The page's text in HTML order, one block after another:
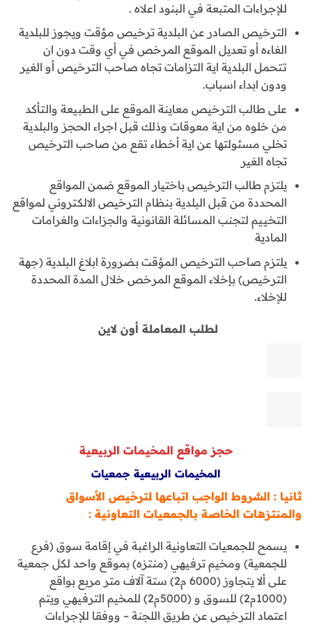
للإجراءات المتبعة في البنود اعلاه .
الترخيص الصادر عن البلدية ترخيص مؤقت ويجوز للبلدية
الغاءه أو تعديل الموقع المرخص في أي وقت دون ان
تتحمل البلدية اية التزامات تجاه صاحب الترخيص أو الغير
ودون ابداء اسباب.
على طالب الترخيص معاينة الموقع على الطبيعة والتأكد
من خلوه من اية معوقات وذلك قبل اجراء الحجز والبلدية
تخلي مسئولتها عن اية أخطاء تقع من صاحب الترخيص
تجاه الغير
يلتزم طالب الترخيص باختيار الموقع ضمن المواقع
المحددة من قبل البلدية بنظام الترخيص الالكتروني لمواقع
التخييم لتجنب المسائلة القانونية والجزاءات والغرامات
المادية
يلتزم صاحب الترخيص المؤقت بضرورة ابلاغ البلدية (جهة
الترخيص) بإخلاء الموقع المرخص خلال المدة المحددة
للإخلاء.
لطلب المعاملة أون لاين
حجز مواقع المخيمات الربيعية
المخيمات الربيعية جمعيات
ثانيا : الشروط الواجب اتباعها لترخيص الأسواق
والمنتزهات الخاصة بالجمعيات التعاونية :
يسمح للجمعيات التعاونية الراغبة في إقامة سوق (فرع
للجمعية) ومخيم ترفيهي (منتزه) بموقع واحد لكل جمعية
على ألا يتجاوز (6000 م2) ستة آلاف متر مربع بواقع
(1000م2) للسوق و (5000م2) للمخيم الترفيهي ويتم
اعتماد الترخيص عن طريق اللجنة – ووفقا للإجراءات